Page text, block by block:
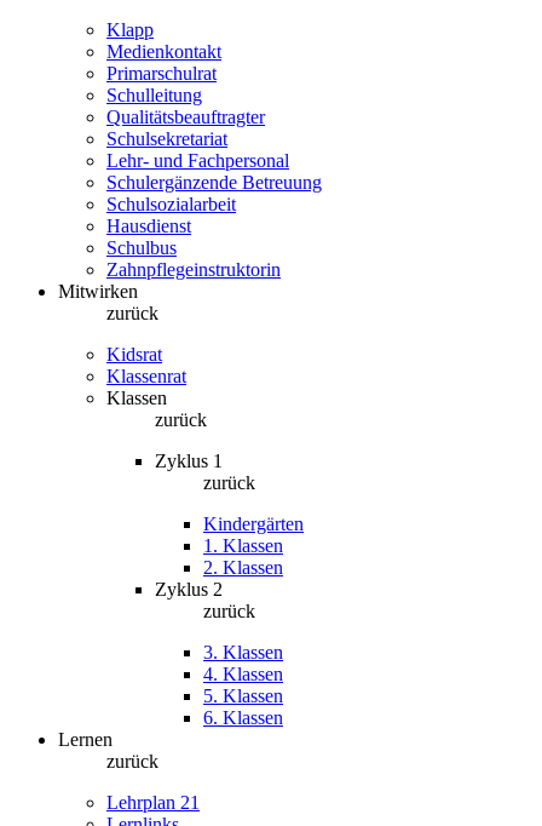
Klapp
Medienkontakt
Primarschulrat
Schulleitung
Qualitätsbeauftragter
Schulsekretariat
Lehr- und Fachpersonal
Schulergänzende Betreuung
Schulsozialarbeit
Hausdienst
Schulbus
Zahnpflegeinstruktorin
Mitwirken
zurück
Kidsrat
Klassenrat
Klassen
zurück
Zyklus 1
zurück
Kindergärten
1. Klassen
2. Klassen
Zyklus 2
zurück
3. Klassen
4. Klassen
5. Klassen
6. Klassen
Lernen
zurück
Lehrplan 21